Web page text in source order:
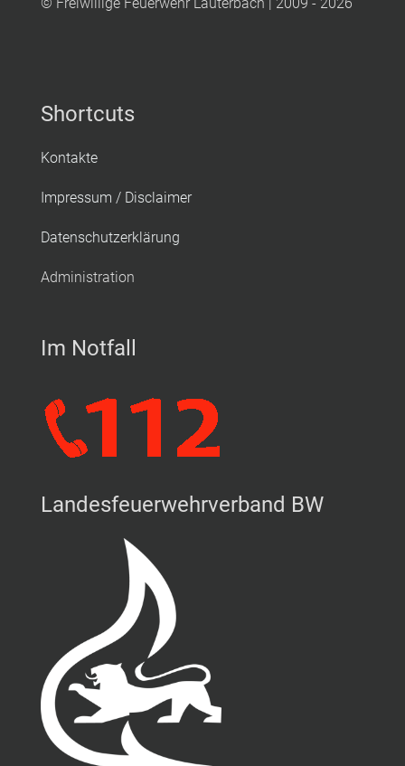
Shortcuts
Kontakte
Impressum / Disclaimer
Datenschutzerklärung
Administration
Im Notfall
Landesfeuerwehrverband BW